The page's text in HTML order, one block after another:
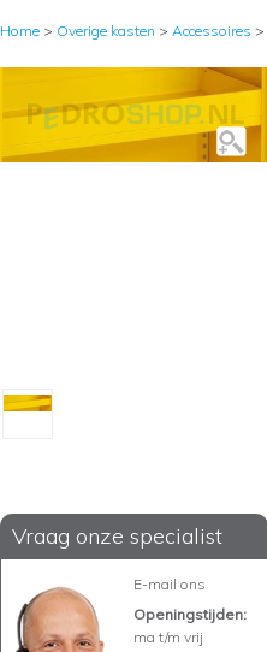
Home > Overige kasten > Accessoires >
Vraag onze specialist
E-mail ons
Openingstijden:
ma t/m vrij